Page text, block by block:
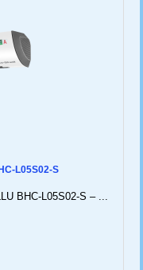
L05S02-S
BHC-L05S02-S – ...